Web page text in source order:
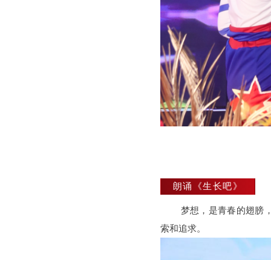
朗诵《生长吧》
梦想‌，是青春的翅膀
索和追求。